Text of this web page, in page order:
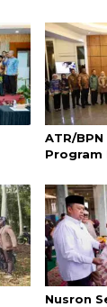
Umat
ATR/
Program
untuk
Nusron